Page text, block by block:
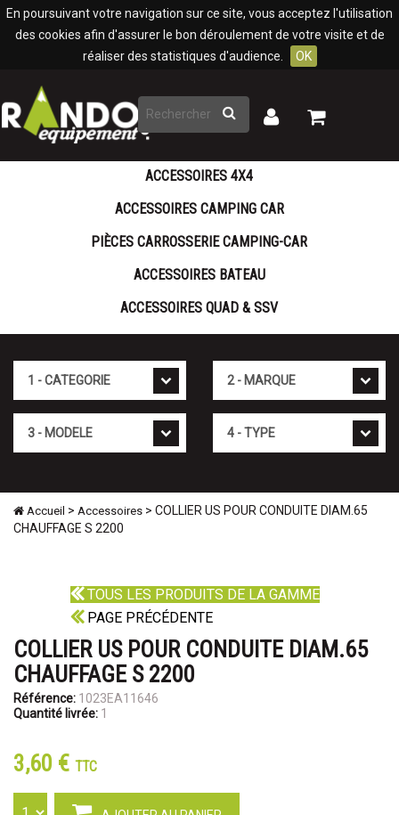
En poursuivant votre navigation sur ce site, vous acceptez l'utilisation
des cookies afin d'assurer le bon déroulement de votre visite et de
réaliser des statistiques d'audience.
OK
Rechercher
Mon
Mon
ACCESSOIRES 4X4
ACCESSOIRES CAMPING CAR
PIÈCES CARROSSERIE CAMPING-CAR
ACCESSOIRES BATEAU
ACCESSOIRES QUAD & SSV
Accueil > Accessoires > COLLIER US POUR CONDUITE DIAM.65
CHAUFFAGE S 2200
TOUS LES PRODUITS DE LA GAMME
PAGE PRÉCÉDENTE
COLLIER US POUR CONDUITE DIAM.65
CHAUFFAGE S 2200
Référence: 1023EA11646
Quantité livrée: 1
3,60 € TTC
Panneau de gestion des cookies